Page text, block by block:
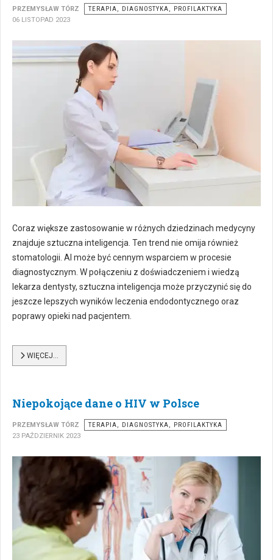
PRZEMYSŁAW TÓRZ
TERAPIA, DIAGNOSTYKA, PROFILAKTYKA
06 LISTOPAD 2023
Coraz większe zastosowanie w różnych dziedzinach medycyny
znajduje sztuczna inteligencja. Ten trend nie omija również
stomatologii. AI może być cennym wsparciem w procesie
diagnostycznym. W połączeniu z doświadczeniem i wiedzą
lekarza dentysty, sztuczna inteligencja może przyczynić się do
jeszcze lepszych wyników leczenia endodontycznego oraz
poprawy opieki nad pacjentem.
WIĘCEJ…
Niepokojące dane o HIV w Polsce
PRZEMYSŁAW TÓRZ
TERAPIA, DIAGNOSTYKA, PROFILAKTYKA
23 PAŹDZIERNIK 2023